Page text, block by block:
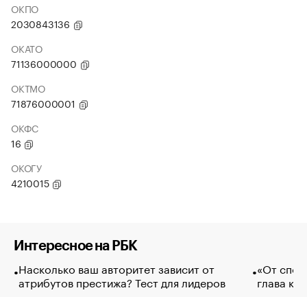
ОКПО
2030843136
ОКАТО
71136000000
ОКТМО
71876000001
ОКФС
16
ОКОГУ
4210015
Интересное на РБК
Насколько ваш авторитет зависит от
атрибутов престижа? Тест для лидеров
«От
глава